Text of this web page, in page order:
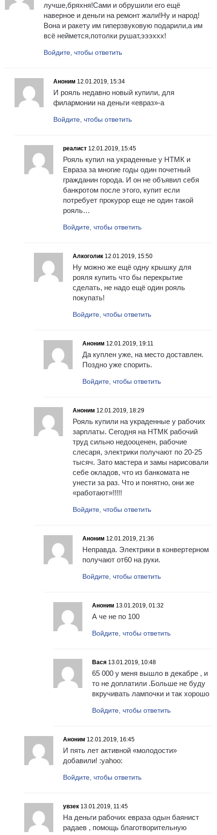
лучше,бряхня!Сами и обрушили его ещё
наверное и деньги на ремонт жали!Ну и народ!
Вона и ракету им гиперзвуковую подарили,а им
всё неймется,потолки рушат,эээххх!
Войдите, чтобы ответить
Аноним 12.01.2019, 15:34
И рояль недавно новый купили, для
филармонии на деньги «евраз»-а
Войдите, чтобы ответить
реалист 12.01.2019, 15:45
Рояль купил на украденные у НТМК и
Евраза за многие годы один почетный
гражданин города. И он не объявил себя
банкротом после этого, купит если
потребует прокурор еще не один такой
рояль…
Войдите, чтобы ответить
Алкоголик 12.01.2019, 15:50
Ну можно же ещё одну крышку для
рояля купить что бы перекрытие
сделать, не надо ещё один рояль
покупать!
Войдите, чтобы ответить
Аноним 12.01.2019, 19:11
Да куплен уже, на место доставлен.
Поздно уже спорить.
Войдите, чтобы ответить
Аноним 12.01.2019, 18:29
Рояль купили на украденные у рабочих
зарплаты. Сегодня на НТМК рабочий
труд сильно недооценен, рабочие
слесаря, электрики получают по 20-25
тысяч. Зато мастера и замы нарисовали
себе окладов, что из банкомата не
унести за раз. Что и понятно, они же
«работают»!!!!!
Войдите, чтобы ответить
Аноним 12.01.2019, 21:36
Неправда. Электрики в конвертерном
получают от60 на руки.
Войдите, чтобы ответить
Аноним 13.01.2019, 01:32
А че не по 100
Войдите, чтобы ответить
Вася 13.01.2019, 10:48
65 000 у меня вышло в декабре , и
то не доплатили .Больше не буду
вкручивать лампочки и так хорошо
Войдите, чтобы ответить
Аноним 12.01.2019, 16:45
И пять лет активной «молодости»
добавили! :yahoo:
Войдите, чтобы ответить
увзек 13.01.2019, 11:45
На деньги рабочих евраза одын баянист
радаев , помощь благотворительную